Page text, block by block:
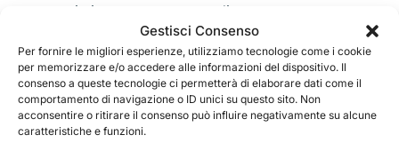
Gestisci Consenso
Per fornire le migliori esperienze, utilizziamo tecnologie come i cookie
per memorizzare e/o accedere alle informazioni del dispositivo. Il
consenso a queste tecnologie ci permetterà di elaborare dati come il
comportamento di navigazione o ID unici su questo sito. Non
acconsentire o ritirare il consenso può influire negativamente su alcune
caratteristiche e funzioni.
poggiati, questo permette di avere una
maggiore stabilità di trasporto e, allo stesso
tempo, riduce le cadute o gli impianti in caso di
sbilanciamento.All’interno dei container,
furgoni, camion e perfino nei vagoni ferroviari,
c’è sempre un utilizzo di queste strutture che